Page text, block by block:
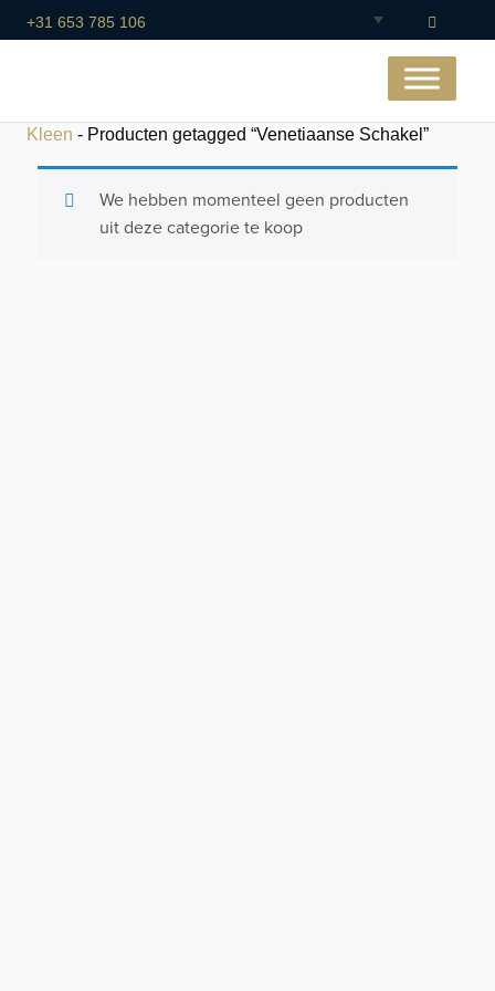
+31 653 785 106
Kleen - Producten getagged “Venetiaanse Schakel”
We hebben momenteel geen producten
uit deze categorie te koop